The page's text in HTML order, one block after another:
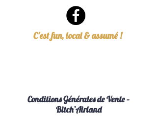
C'est fun, local & assumé !
Conditions Générales de Vente –
Bitch’Airland